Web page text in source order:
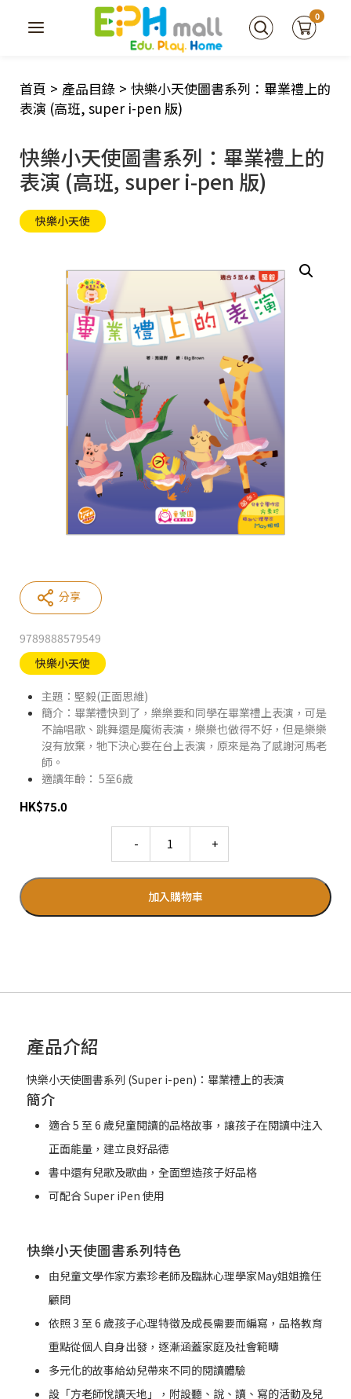
0
首頁 > 產品目錄 > 快樂小天使圖書系列：畢業禮上的
表演 (高班, super i-pen 版)
快樂小天使圖書系列：畢業禮上的
表演 (高班, super i-pen 版)
快樂小天使
9789888579549
快樂小天使
主題：堅毅(正面思維)
簡介：畢業禮快到了，樂樂要和同學在畢業禮上表演，可是
不論唱歌、跳舞還是魔術表演，樂樂也做得不好，但是樂樂
沒有放棄，牠下決心要在台上表演，原來是為了感謝河馬老
師。
適讀年齡： 5至6歲
HK$75.0
加入購物車
分享
產品介紹
快樂小天使圖書系列 (Super i-pen)：畢業禮上的表演
簡介
適合 5 至 6 歲兒童閱讀的品格故事，讓孩子在閱讀中注入
正面能量，建立良好品德
書中還有兒歌及歌曲，全面塑造孩子好品格
可配合 Super iPen 使用
快樂小天使圖書系列特色
由兒童文學作家方素珍老師及臨牀心理學家May姐姐擔任
顧問
依照 3 至 6 歲孩子心理特徵及成長需要而編寫，品格教育
重點從個人自身出發，逐漸涵蓋家庭及社會範疇
多元化的故事給幼兒帶來不同的閱讀體驗
設「方老師悅讀天地」，附設聽、說、讀、寫的活動及兒